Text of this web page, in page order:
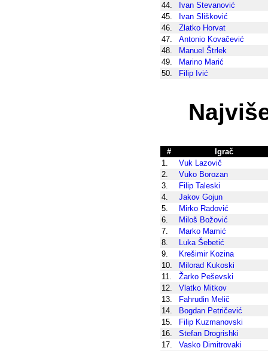
44.
Ivan Stevanović
45.
Ivan Slišković
46.
Zlatko Horvat
47.
Antonio Kovačević
48.
Manuel Štrlek
49.
Marino Marić
50.
Filip Ivić
#
Igrač
1.
Vuk Lazovič
2.
Vuko Borozan
3.
Filip Taleski
4.
Jakov Gojun
5.
Mirko Radović
6.
Miloš Božović
7.
Marko Mamić
8.
Luka Šebetić
9.
Krešimir Kozina
10.
Milorad Kukoski
11.
Žarko Peševski
12.
Vlatko Mitkov
13.
Fahrudin Melič
14.
Bogdan Petričević
15.
Filip Kuzmanovski
16.
Stefan Drogrishki
17.
Vasko Dimitrovaki